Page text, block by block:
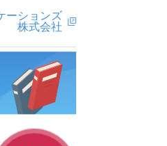
ーションズ
株式会社